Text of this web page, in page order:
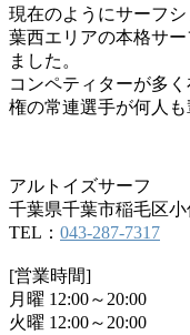
現在のようにサーフ
葉西エリアの本格サ
ました。
コンペティターが多
権の常連選手が何人も
アルトイズサーフ
千葉県千葉市稲毛区小
TEL： 043-287-7317
[営業時間]
月曜 12:00～20:00
火曜 12:00～20:00